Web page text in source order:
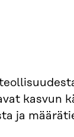
kasvun
ja